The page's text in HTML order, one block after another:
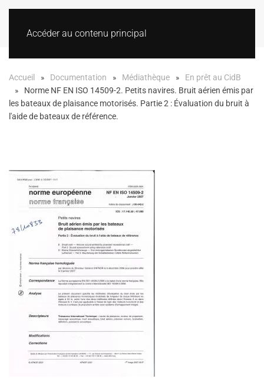
Accéder au contenu principal
Accueil Documentation Médiathèque
En prêt au CidB
Norme NF EN ISO 14509-2. Petits navires. Bruit aérien émis par
les bateaux de plaisance motorisés. Partie 2 : Évaluation du bruit à
l'aide de bateaux de référence.